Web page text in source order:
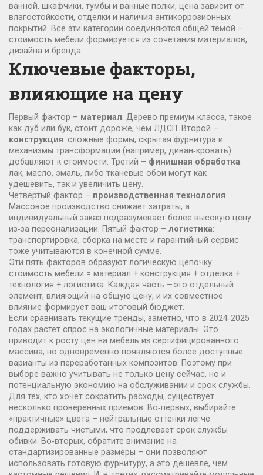
ванной, шкафчики, тумбы и ванные полки, цена зависит от
влагостойкости, отделки и наличия антикоррозионных
покрытий . Все эти категории соединяются общей темой –
стоимость мебели формируется из сочетания материалов,
дизайна и бренда.
Ключевые факторы,
влияющие на цену
Первый фактор – материал . Дерево премиум‑класса, такое
как дуб или бук, стоит дороже, чем ЛДСП. Второй –
конструкция: сложные формы, скрытая фурнитура и
механизмы трансформации (например, диван‑кровать)
добавляют к стоимости. Третий – финишная обработка:
лак, масло, эмаль, либо тканевые обои могут как
удешевить, так и увеличить цену.
Четвёртый фактор – производственная технология
Массовое производство снижает затраты, а
индивидуальный заказ подразумевает более высокую цену
из‑за персонализации. Пятый фактор – логистика:
транспортировка, сборка на месте и гарантийный сервис
тоже учитываются в конечной сумме.
Эти пять факторов образуют логическую цепочку:
стоимость мебели = материал + конструкция + отделка +
технология + логистика. Каждая часть — это отдельный
элемент, влияющий на общую цену, и их совместное
влияние формирует ваш итоговый бюджет.
Если сравнивать текущие тренды, заметно, что в 2024‑2025
годах растёт спрос на экологичные материалы. Это
приводит к росту цен на мебель из сертифицированного
массива, но одновременно появляются более доступные
варианты из переработанных композитов. Поэтому при
выборе важно учитывать не только цену сейчас, но и
потенциальную экономию на обслуживании и срок службы.
Для тех, кто хочет сократить расходы, существует
несколько проверенных приёмов. Во‑первых, выбирайте
«практичные» цвета – нейтральные оттенки легче
поддерживать чистыми, что продлевает срок службы
обивки. Во‑вторых, обратите внимание на
стандартизированные размеры – они позволяют
использовать готовую фурнитуру, а это дешевле, чем